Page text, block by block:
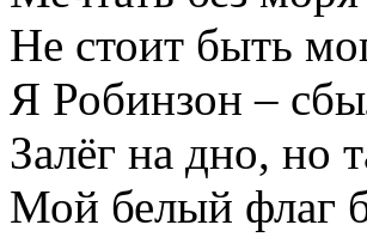
Не стоит быть
Я Робинзон –
Залёг на дно, но
Мой белый флаг